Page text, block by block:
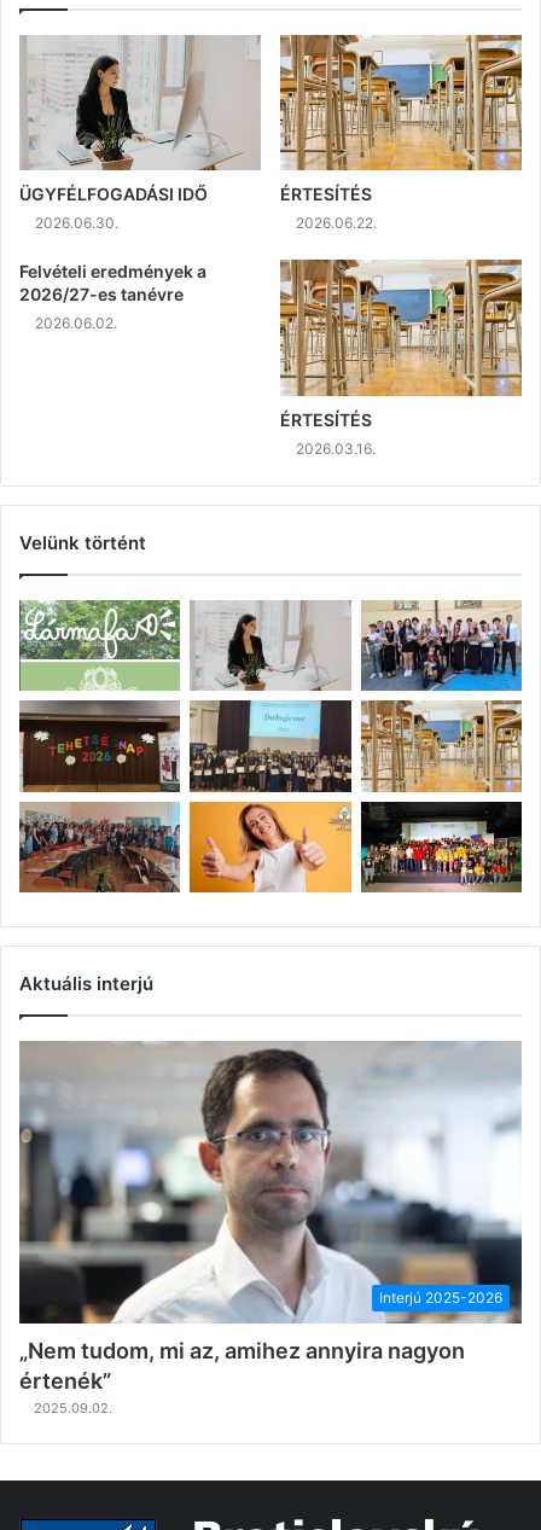
ÜGYFÉLFOGADÁSI IDŐ
2026.06.30.
ÉRTESÍTÉS
2026.06.22.
Felvételi eredmények a
2026/27-es tanévre
2026.06.02.
ÉRTESÍTÉS
2026.03.16.
Velünk történt
Aktuális interjú
Interjú 2025-2026
„Nem tudom, mi az, amihez annyira nagyon
értenék”
2025.09.02.